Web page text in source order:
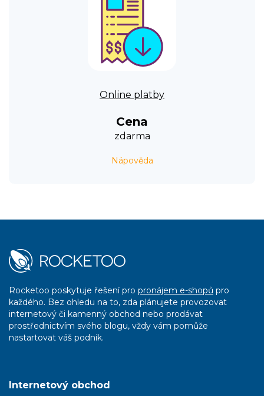
Online platby
Cena
zdarma
Nápověda
Rocketoo poskytuje řešení pro pronájem e-shopů pro
každého. Bez ohledu na to, zda plánujete provozovat
internetový či kamenný obchod nebo prodávat
prostřednictvím svého blogu, vždy vám pomůže
nastartovat váš podnik.
Internetový obchod